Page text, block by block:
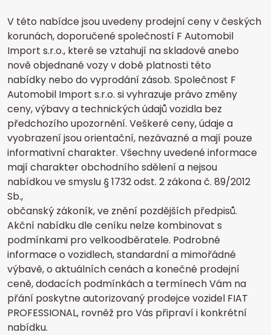
V této nabídce jsou uvedeny prodejní ceny v českých
korunách, doporučené společností F Automobil
Import s.r.o., které se vztahují na skladové anebo
nově objednané vozy v době platnosti této
nabídky nebo do vyprodání zásob. Společnost F
Automobil Import s.r.o. si vyhrazuje právo změny
ceny, výbavy a technických údajů vozidla bez
předchozího upozornění. Veškeré ceny, údaje a
vyobrazení jsou orientační, nezávazné a mají pouze
informativní charakter. Všechny uvedené informace
mají charakter obchodního sdělení a nejsou
nabídkou ve smyslu § 1732 odst. 2 zákona č. 89/2012
Sb.,
občanský zákoník, ve znění pozdějších předpisů.
Akční nabídku dle ceníku nelze kombinovat s
podmínkami pro velkoodběratele. Podrobné
informace o vozidlech, standardní a mimořádné
výbavě, o aktuálních cenách a konečné prodejní
ceně, dodacích podmínkách a termínech Vám na
přání poskytne autorizovaný prodejce vozidel FIAT
PROFESSIONAL, rovněž pro Vás připraví i konkrétní
nabídku.